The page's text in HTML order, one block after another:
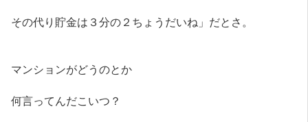
その代り貯金は３分の２ちょうだいね」だとさ。
マンションがどうのとか
何言ってんだこいつ？